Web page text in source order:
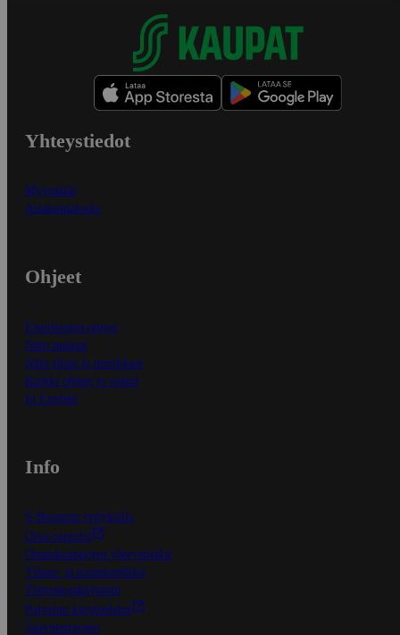
Yhteystiedot
Myymälät
Asiakaspalvelu
Ohjeet
Ensitilaajan ohjeet
Näin maksat
Näin tilaat ja muokkaat
Kaikki ohjeet ja vinkit
In English
Info
S-Business yrityksille
Oiva-raportit
Osuuskauppojen yhteystiedot
Tilaus- ja toimitusehdot
Tietosuojakäytäntö
Palvelun käyttöehdot
Saavutettavuus